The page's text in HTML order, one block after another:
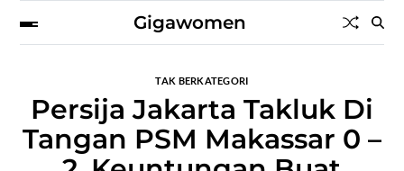
Gigawomen
TAK BERKATEGORI
Persija Jakarta Takluk Di
Tangan PSM Makassar 0 –